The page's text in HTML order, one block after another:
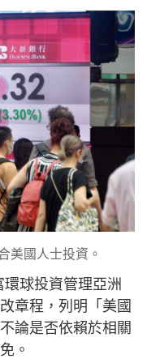
美國人士投資。
球投資管理亞洲
章程，列明「美國
論是否依賴於相關
。